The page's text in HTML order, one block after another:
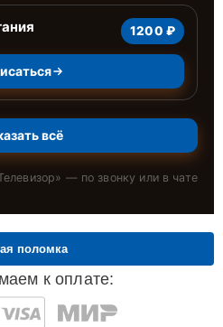
1200 ₽
всё
» — по звонку или в чате
к оплате:
поломка